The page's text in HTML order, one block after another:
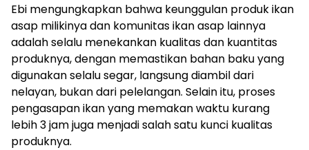
Ebi mengungkapkan bahwa keunggulan produk ikan
asap milikinya dan komunitas ikan asap lainnya
adalah selalu menekankan kualitas dan kuantitas
produknya, dengan memastikan bahan baku yang
digunakan selalu segar, langsung diambil dari
nelayan, bukan dari pelelangan. Selain itu, proses
pengasapan ikan yang memakan waktu kurang
lebih 3 jam juga menjadi salah satu kunci kualitas
produknya.